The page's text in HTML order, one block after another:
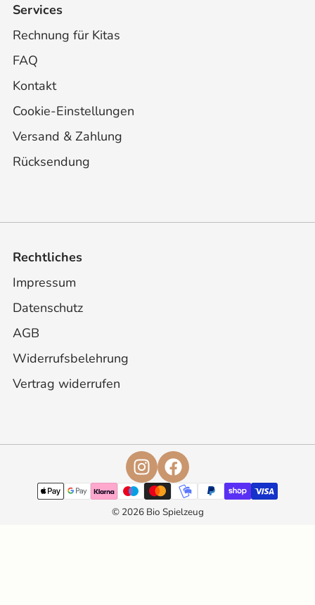
Services
Rechnung für Kitas
FAQ
Kontakt
Cookie-Einstellungen
Versand & Zahlung
Rücksendung
Rechtliches
Impressum
Datenschutz
AGB
Widerrufsbelehrung
Vertrag widerrufen
© 2026 Bio Spielzeug